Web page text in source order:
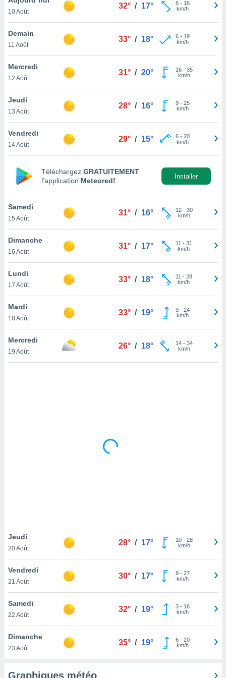
et
»,
au
vous
qu'ils
ou
le
ainsi
un
la
du
votre
à
en
le
notre
que
et que
10 Août
32° / 17° 6- 16
km/h
Demain
11 Août
33° / 18° 6- 19
km/h
Mercredi
12 Août
31° / 20° 16- 35
km/h
Jeudi
13 Août
28° / 16° 9- 25
km/h
Vendredi
14 Août
29° / 15° 6- 20
km/h
Téléchargez GRATUITEMENT
l’application Meteored!
Installer
Samedi
15 Août
31° / 16° 12- 30
km/h
Dimanche
16 Août
31° / 17° 11 - 31
km/h
Lundi
17 Août
33° / 18° 11 - 28
km/h
Mardi
18 Août
33° / 19° 9- 24
km/h
Mercredi
19 Août
26° / 18° 14- 34
km/h
Jeudi
20 Août
28° / 17° 10- 28
km/h
Vendredi
21 Août
30° / 17° 9- 27
km/h
Samedi
22 Août
32° / 19° 3- 16
km/h
Dimanche
23 Août
35° / 19° 6- 20
km/h
Graphiques météo